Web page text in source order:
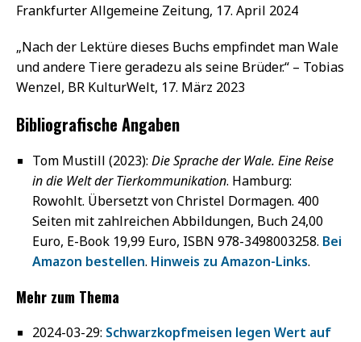
Frankfurter Allgemeine Zeitung, 17. April 2024
„Nach der Lektüre dieses Buchs empfindet man Wale
und andere Tiere geradezu als seine Brüder.“ – Tobias
Wenzel, BR KulturWelt, 17. März 2023
Bibliografische Angaben
Tom Mustill (2023): Die Sprache der Wale. Eine Reise
in die Welt der Tierkommunikation. Hamburg:
Rowohlt. Übersetzt von Christel Dormagen. 400
Seiten mit zahlreichen Abbildungen, Buch 24,00
Euro, E-Book 19,99 Euro, ISBN 978-3498003258. Bei
Amazon bestellen. Hinweis zu Amazon-Links.
Mehr zum Thema
2024-03-29: Schwarzkopfmeisen legen Wert auf